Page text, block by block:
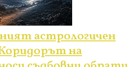
астрологичен
на